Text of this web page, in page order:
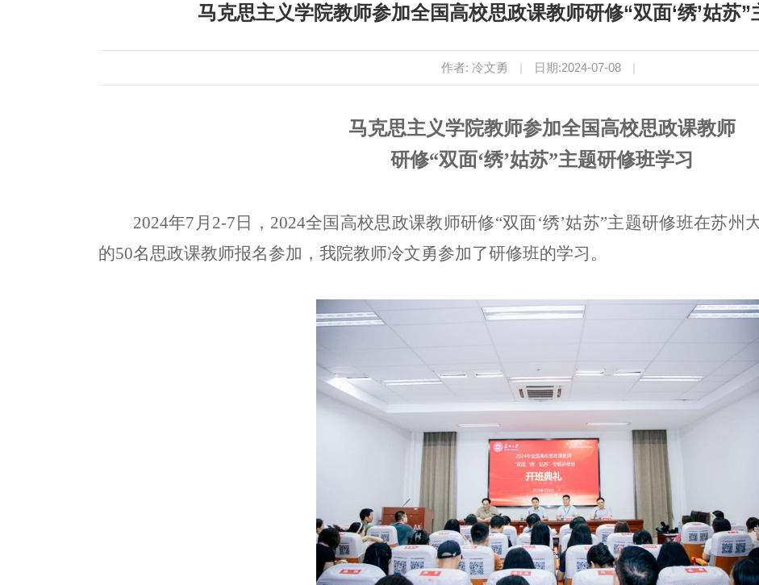
马克思主义学院教师参加全国高校思政课教师研修“双面‘绣’姑苏
作者: 冷文勇 | 日期:2024-07-08 |
马克思主义学院教师参加全国高校思政课教师
研修“双面‘绣’姑苏”主题研修班学习
2024年7月2-7日，2024全国高校思政课教师研修“双面‘绣’姑苏”主题研修班在苏州
的50名思政课教师报名参加，我院教师冷文勇参加了研修班的学习。